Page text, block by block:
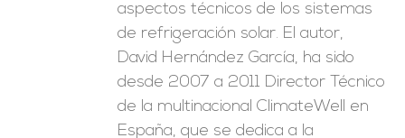
aspectos técnicos de los sistemas
de refrigeración solar. El autor,
David Hernández García, ha sido
desde 2007 a 2011 Director Técnico
de la multinacional ClimateWell en
España, que se dedica a la